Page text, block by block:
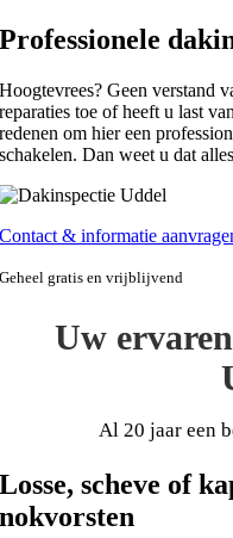
Professionele
Hoogtevrees? Geen verstand
reparaties toe of heeft u last
redenen om hier een
schakelen. Dan weet u dat
Contact & informatie
Geheel gratis en vrijblijvend
Uw ervaren
Al 20 jaar een
Losse, scheve of
nokvorsten